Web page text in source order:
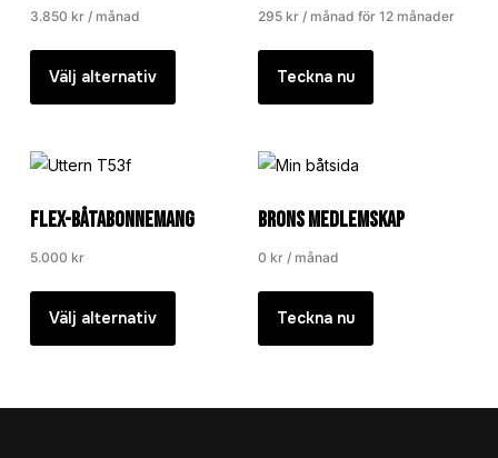
3.850 kr / månad
Välj alternativ
295 kr / månad för 12 månader
Teckna nu
FLEX-Båtabonnemang
5.000 kr
Välj alternativ
Brons Medlemskap
0 kr / månad
Teckna nu